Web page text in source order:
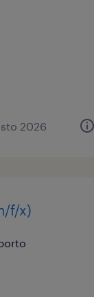
2026
f/x)